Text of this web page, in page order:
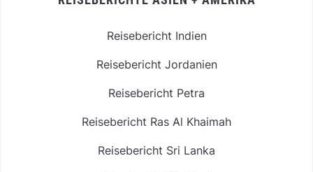
Reisebericht Indien
Reisebericht Jordanien
Reisebericht Petra
Reisebericht Ras Al Khaimah
Reisebericht Sri Lanka